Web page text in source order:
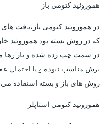
هموروئید کتومی باز
در هموروئید کتومی باز،بافت
که در روش بسته بود هموروئید
در سمت چپ زده شده و باز رها
برش مناسب نبوده و یا احتمال
روش های باز و بسته استفاده می
هموروئید کتومی استاپلر